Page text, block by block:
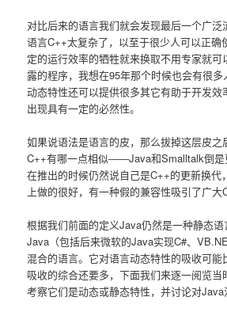
对比后来的语言我们就会发现最后一个广
语言C++太复杂了，以至于很少人可以正确
定的运行效率的牺牲就来换取不用专家就
露的程序，我想在95年那个时候也会有很
动态特性还可以提供很多其它有助于开发效
出现具有一定的必然性。
如果说语法是语言的皮，那么拔掉这层皮之
C++有哪一点相似――Java和Smalltalk倒
在推出的时候仍然说自己是C++的更新换代
上做的很好，有一种假的兼容性吸引了广大
根据我们前面的定义Java仍然是一种静态语
Java（包括后来微软的Java实现C#、
混合的语言。它对语言动态特性的吸收可
吸收的综合还要多，下面我们来逐一阅览当
考察它们是动态或静态特性，并讨论对Java